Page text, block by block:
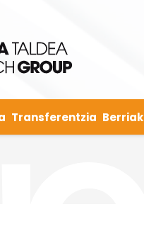
Transferentzia Berriak